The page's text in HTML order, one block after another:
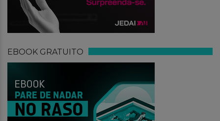
EBOOK GRATUITO